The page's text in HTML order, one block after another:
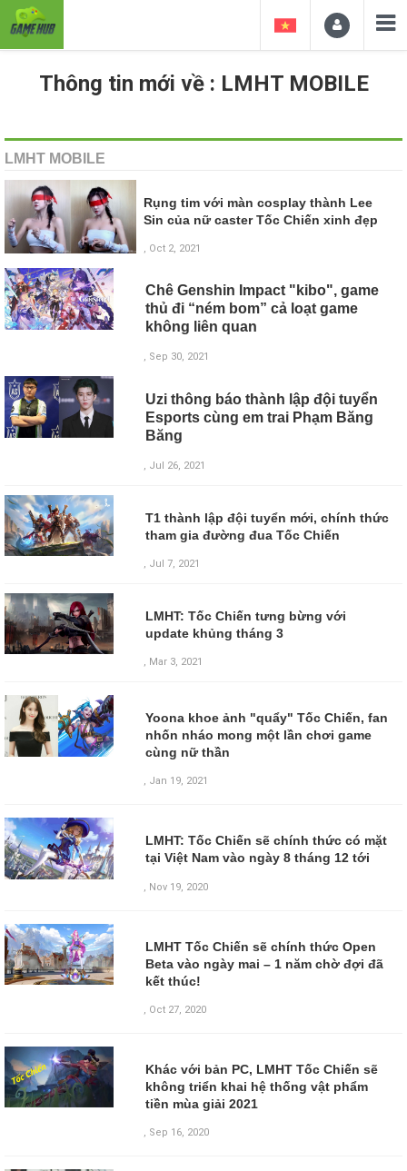
Thông tin mới về : LMHT MOBILE
LMHT MOBILE
Rụng tim với màn cosplay thành Lee
Sin của nữ caster Tốc Chiến xinh đẹp
, Oct 2, 2021
Chê Genshin Impact "kibo", game
thủ đi “ném bom” cả loạt game
không liên quan
, Sep 30, 2021
Uzi thông báo thành lập đội tuyển
Esports cùng em trai Phạm Băng
Băng
, Jul 26, 2021
T1 thành lập đội tuyển mới, chính thức
tham gia đường đua Tốc Chiến
, Jul 7, 2021
LMHT: Tốc Chiến tưng bừng với
update khủng tháng 3
, Mar 3, 2021
Yoona khoe ảnh "quẩy" Tốc Chiến, fan
nhốn nháo mong một lần chơi game
cùng nữ thần
, Jan 19, 2021
LMHT: Tốc Chiến sẽ chính thức có mặt
tại Việt Nam vào ngày 8 tháng 12 tới
Nov 19, 2020
LMHT Tốc Chiến sẽ chính thức Open
Beta vào ngày mai – 1 năm chờ đợi đã
kết thúc!
, Oct 27, 2020
Khác với bản PC, LMHT Tốc Chiến sẽ
không triển khai hệ thống vật phẩm
tiền mùa giải 2021
, Sep 16, 2020